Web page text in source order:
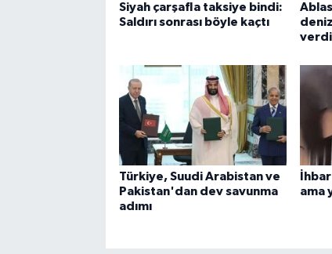
Siyah çarşafla taksiye bindi:
Saldırı sonrası böyle kaçtı
verdi
Türkiye, Suudi Arabistan ve
Pakistan'dan dev savunma
adımı
ama